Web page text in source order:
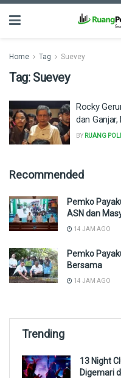
Home Tag Suevey
Tag: Suevey
Rocky
dan
BY RUANG
Recommended
Pemko
ASN dan
14 JAM AGO
Pemko
Bersama
14 JAM AGO
Trending
13 Night
Digemari